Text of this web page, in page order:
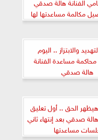
مكالمة مساعدتها لها
والابتزاز .. اليوم
مساعدة الفنانة
هالة صدقي
الحق .. أول تعليق
صدقي بعد إنتهاء ثاني
مساعدتها